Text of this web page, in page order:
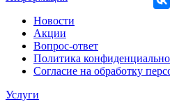
Новости
Акции
Вопрос-ответ
Политика
Согласие на обработку
Услуги